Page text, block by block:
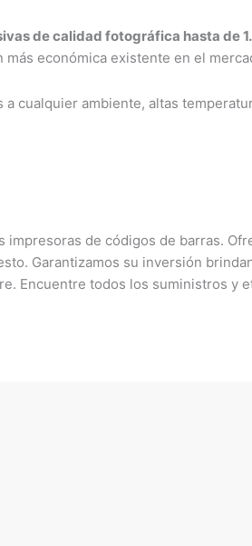
de calidad fotográfica hasta de
económica existente en el
cualquier ambiente, altas
de códigos de barras.
Garantizamos su inversión
Encuentre todos los suministros y